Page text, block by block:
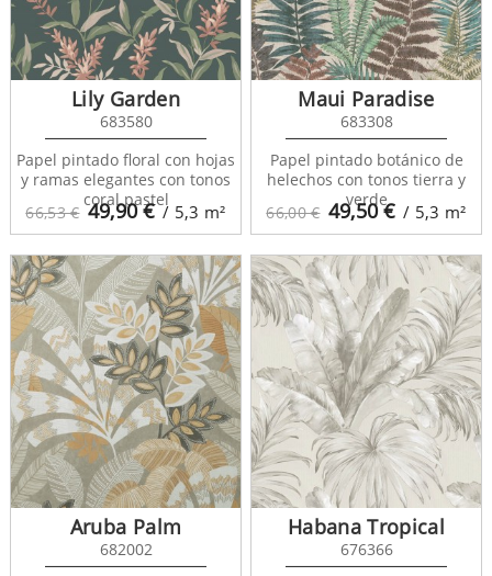
66,53 € 49,90€ / 5,3 m²
Lily Garden
683580
Papel pintado floral con hojas
y ramas elegantes con tonos
coral pastel
66,00 € 49,50€ / 5,3 m²
Maui Paradise
683308
Papel pintado botánico de
helechos con tonos tierra y
verde
Aruba Palm
682002
Habana Tropical
676366